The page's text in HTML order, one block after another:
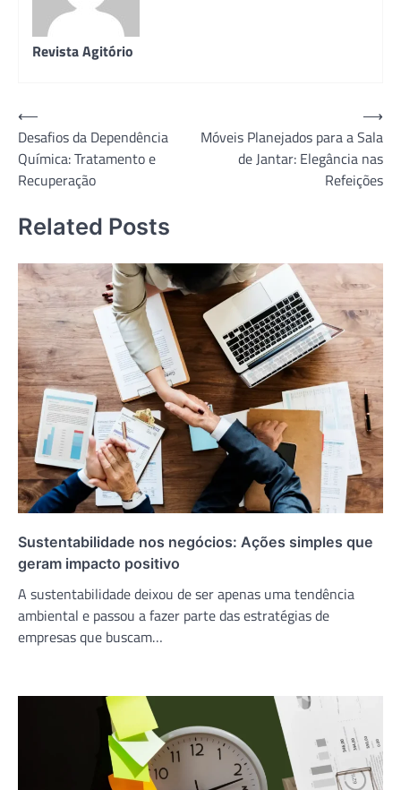
Revista Agitório
Navegação
de
Post
⟵
Desafios da Dependência
Química: Tratamento e
Recuperação
Móveis Planejados para a Sala
de Jantar: Elegância nas
Refeições
⟶
Related Posts
Sustentabilidade nos negócios: Ações simples que
geram impacto positivo
A sustentabilidade deixou de ser apenas uma tendência
ambiental e passou a fazer parte das estratégias de
empresas que buscam…